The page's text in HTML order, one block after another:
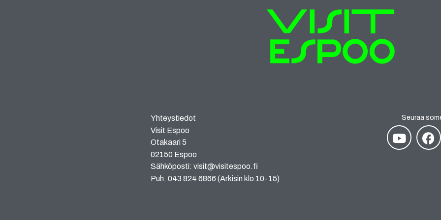
Yhteystiedot
Visit Espoo
Otakaari 5
02150 Espoo
Sähköposti: visit@visitespoo.fi
Puh. 043 824 6866 (Arkisin klo 10-15)
Seuraa